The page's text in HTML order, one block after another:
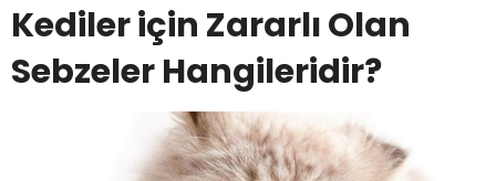
Kediler için Zararlı Olan
Sebzeler Hangileridir?